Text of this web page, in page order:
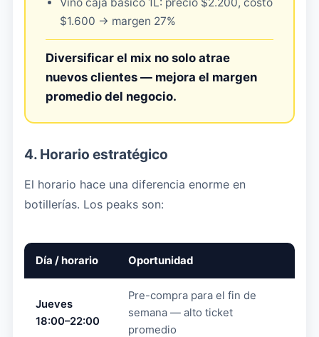
$1.600 → margen 27%
Diversificar el mix no solo atrae
nuevos clientes — mejora el margen
promedio del negocio.
4. Horario estratégico
El horario hace una diferencia enorme en
botillerías. Los peaks son:
Día / horario Oportunidad
Jueves
18:00–22:00
Pre-compra para el fin de
semana — alto ticket
promedio